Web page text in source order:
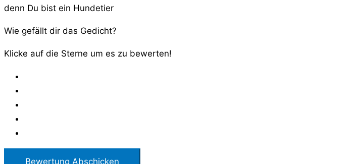
denn Du bist ein Hundetier
Wie gefällt dir das Gedicht?
Klicke auf die Sterne um es zu bewerten!
Bewertung Abschicken